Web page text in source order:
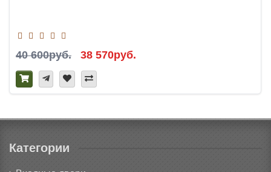
40 600руб. 38 570руб.
Категории